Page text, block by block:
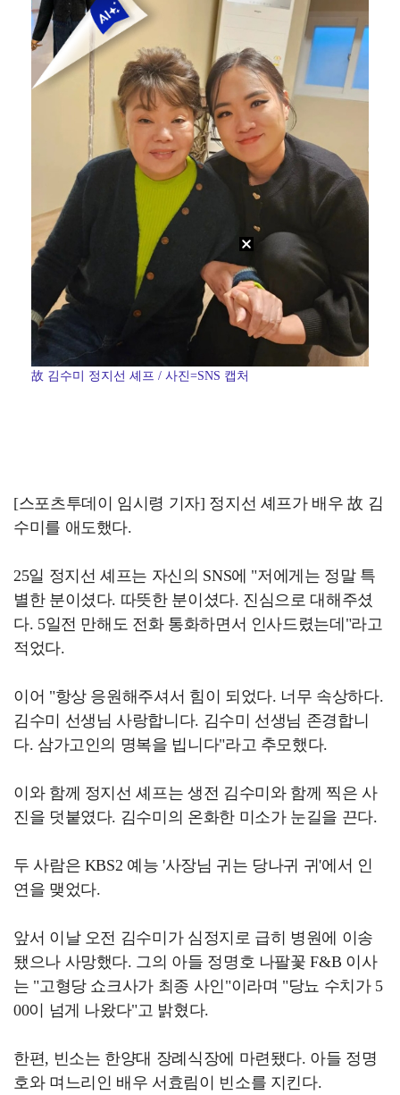
[ST포토] 최예림, 기분 좋은 브이
[ST포토] 홍진영2, '얼음주머니' 폭염 준비 끝
故 김수미 정지선 셰프 / 사진=SNS 캡처
[스포츠투데이 임시령 기자] 정지선 셰프가 배우 故 김
수미를 애도했다.
25일 정지선 셰프는 자신의 SNS에 "저에게는 정말 특
별한 분이셨다. 따뜻한 분이셨다. 진심으로 대해주셨
다. 5일전 만해도 전화 통화하면서 인사드렸는데"라고
적었다.
이어 "항상 응원해주셔서 힘이 되었다. 너무 속상하다.
김수미 선생님 사랑합니다. 김수미 선생님 존경합니
다. 삼가고인의 명복을 빕니다"라고 추모했다.
이와 함께 정지선 셰프는 생전 김수미와 함께 찍은 사
진을 덧붙였다. 김수미의 온화한 미소가 눈길을 끈다.
두 사람은 KBS2 예능 '사장님 귀는 당나귀 귀'에서 인
연을 맺었다.
앞서 이날 오전 김수미가 심정지로 급히 병원에 이송
됐으나 사망했다. 그의 아들 정명호 나팔꽃 F&B 이사
는 "고형당 쇼크사가 최종 사인"이라며 "당뇨 수치가 5
00이 넘게 나왔다"고 밝혔다.
한편, 빈소는 한양대 장례식장에 마련됐다. 아들 정명
호와 며느리인 배우 서효림이 빈소를 지킨다.